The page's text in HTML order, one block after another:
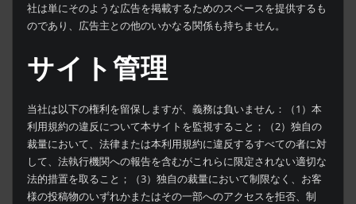
社は単にそのような広告を掲載するためのスペースを提供するも
のであり、広告主との他のいかなる関係も持ちません。
サイト管理
当社は以下の権利を留保しますが、義務は負いません：（1）本
利用規約の違反について本サイトを監視すること；（2）独自の
裁量において、法律または本利用規約に違反するすべての者に対
して、法執行機関への報告を含むがこれらに限定されない適切な
法的措置を取ること；（3）独自の裁量において制限なく、お客
様の投稿物のいずれかまたはその一部へのアクセスを拒否、制